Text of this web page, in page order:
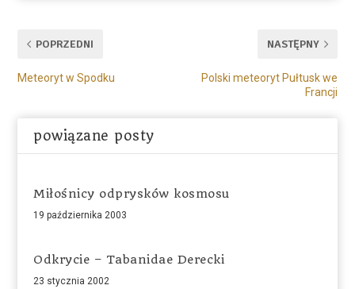
POPRZEDNI
Meteoryt w Spodku
NASTĘPNY
Polski meteoryt Pułtusk we
Francji
powiązane posty
Miłośnicy odprysków kosmosu
19 października 2003
Odkrycie – Tabanidae Derecki
23 stycznia 2002